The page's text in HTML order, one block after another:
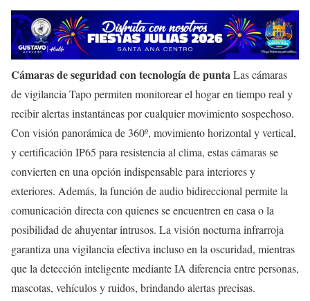
Cámaras de seguridad con tecnología de puntaLas cámaras
de vigilancia Tapo permiten monitorear el hogar en tiempo real y
recibir alertas instantáneas por cualquier movimiento sospechoso.
Con visión panorámica de 360º, movimiento horizontal y vertical,
y certificación IP65 para resistencia al clima, estas cámaras se
convierten en una opción indispensable para interiores y
exteriores. Además, la función de audio bidireccional permite la
comunicación directa con quienes se encuentren en casa o la
posibilidad de ahuyentar intrusos. La visión nocturna infrarroja
garantiza una vigilancia efectiva incluso en la oscuridad, mientras
que la detección inteligente mediante IA diferencia entre personas,
mascotas, vehículos y ruidos, brindando alertas precisas.